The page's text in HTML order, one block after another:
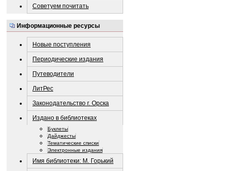
Советуем почитать
Информационные ресурсы
Новые поступления
Периодические издания
Путеводители
ЛитРес
Законодательство г. Орска
Издано в библиотеках
Буклеты
Дайджесты
Тематические списки
Электронные издания
Имя библиотеки: М. Горький